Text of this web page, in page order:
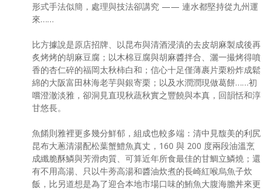
形式手法似簡，處理與技法卻講究 —— 連水都堅持從九州運
來……
比方據說是原店招牌、以昆布與清酒浸漬的去皮胡麻製成後再
炙烤烤的胡麻豆腐；以木棉豆腐與胡麻醬拌合、灑一撮烤得噴
香的杏仁碎的福岡太秋柿白和；信心十足僅薄裹片栗粉炸成鬆
綿的大阪富田林海老芋與銀寄栗；以及水潤潤現做葛餅……初
嚐澄澈淡雅，卻洞見直現秋蔬秋實之豐饒與本真，回韻恬和淳
甘悠長。
魚餚則雅裡更多幾分鮮郁，組成也較多端：清中見馥美的利尻
昆布大蔥清湯配松葉蟹鱧魚真丈，160 與 200 度兩段油溫烹
成纖脆酥鱗與芳滑肉質、可算近年所食最佳的甘鯛立鱗燒；還
有不用高湯、只以牛蒡高湯和醬油炊煮的長崎紅喉烏魚子炊
飯，比另道想是為了迎合本地市場口味的鮪魚大腹海膽丼來更